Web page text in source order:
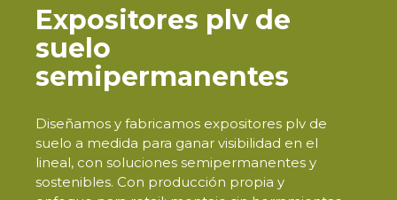
Expositores plv de
suelo
semipermanentes
Diseñamos y fabricamos expositores plv de
suelo a medida para ganar visibilidad en el
lineal, con soluciones semipermanentes y
sostenibles. Con producción propia y